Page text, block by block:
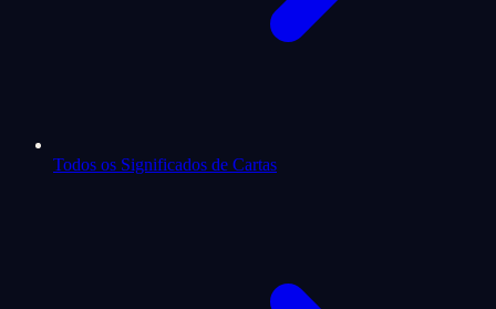
Todos os Significados de Cartas